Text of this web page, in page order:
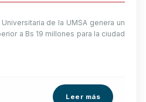
de la UMSA genera un
a Bs 19 millones para la ciudad
Leer más